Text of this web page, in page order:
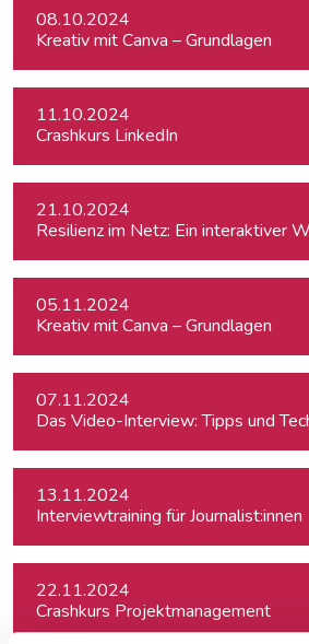
08.10.2024
Kreativ mit Canva – Grundlagen
11.10.2024
Crashkurs LinkedIn
21.10.2024
Resilienz im Netz: Ein interaktiver
05.11.2024
Kreativ mit Canva – Grundlagen
07.11.2024
Das Video-Interview: Tipps und
13.11.2024
Interviewtraining für Journalist:innen
22.11.2024
Crashkurs Projektmanagement